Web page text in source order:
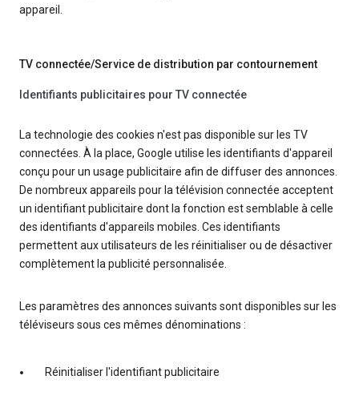
appareil.
TV connectée/Service de distribution par contournement
Identifiants publicitaires pour TV connectée
La technologie des cookies n'est pas disponible sur les TV
connectées. À la place, Google utilise les identifiants d'appareil
conçu pour un usage publicitaire afin de diffuser des annonces.
De nombreux appareils pour la télévision connectée acceptent
un identifiant publicitaire dont la fonction est semblable à celle
des identifiants d'appareils mobiles. Ces identifiants
permettent aux utilisateurs de les réinitialiser ou de désactiver
complètement la publicité personnalisée.
Les paramètres des annonces suivants sont disponibles sur les
téléviseurs sous ces mêmes dénominations :
Réinitialiser l'identifiant publicitaire